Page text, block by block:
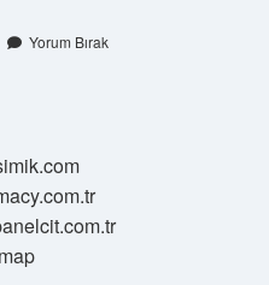
Yorum Bırak